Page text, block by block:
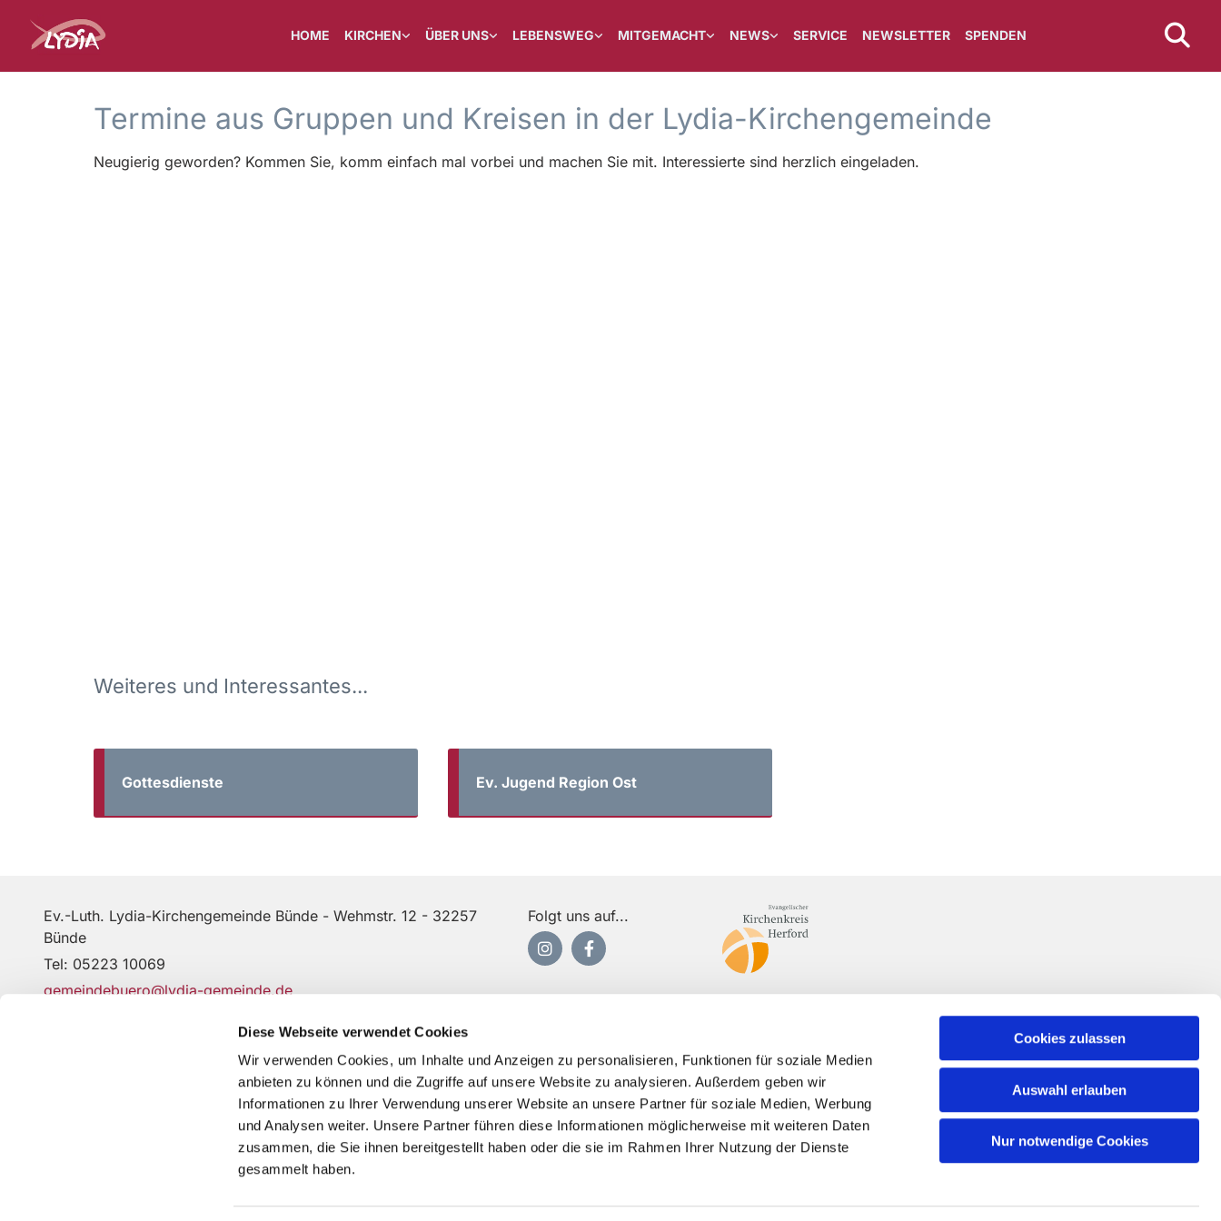
Diese Webseite verwendet Cookies
Wir verwenden Cookies, um Inhalte und Anzeigen zu personalisieren, Funktionen für soziale Medien
anbieten zu können und die Zugriffe auf unsere Website zu analysieren. Außerdem geben wir
Informationen zu Ihrer Verwendung unserer Website an unsere Partner für soziale Medien, Werbung
und Analysen weiter. Unsere Partner führen diese Informationen möglicherweise mit weiteren Daten
zusammen, die Sie ihnen bereitgestellt haben oder die sie im Rahmen Ihrer Nutzung der Dienste
gesammelt haben.
Cookies zulassen
Auswahl erlauben
Nur notwendige Cookies
HOME KIRCHEN ÜBER UNS LEBENSWEG MITGEMACHT NEWS SERVICE NEWSLETTER SPENDEN
Termine aus Gruppen und Kreisen in der Lydia-Kirchengemeinde
Neugierig geworden? Kommen Sie, komm einfach mal vorbei und machen Sie mit. Interessierte sind herzlich eingeladen.
Weiteres und Interessantes...
Gottesdienste Ev. Jugend Region Ost
Ev.-Luth. Lydia-Kirchengemeinde Bünde - Wehmstr. 12 - 32257
Bünde
Tel: 05223 10069
gemeindebuero@lydia-gemeinde.de
Folgt uns auf...
Erklärung zur Barrierefreiheit